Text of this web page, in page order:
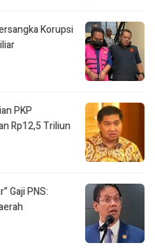
Korupsi
PKP
Rp12,5 Triliun
Gaji PNS: